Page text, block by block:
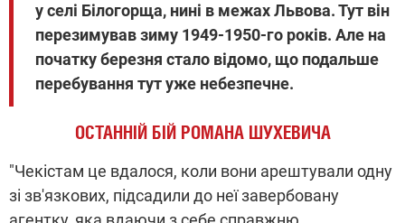
у селі Білогорща, нині в межах Львова. Тут він
перезимував зиму 1949-1950-го років. Але на
початку березня стало відомо, що подальше
перебування тут уже небезпечне.
ОСТАННІЙ БІЙ РОМАНА ШУХЕВИЧА
"Чекістам це вдалося, коли вони арештували одну
зі зв'язкових, підсадили до неї завербовану